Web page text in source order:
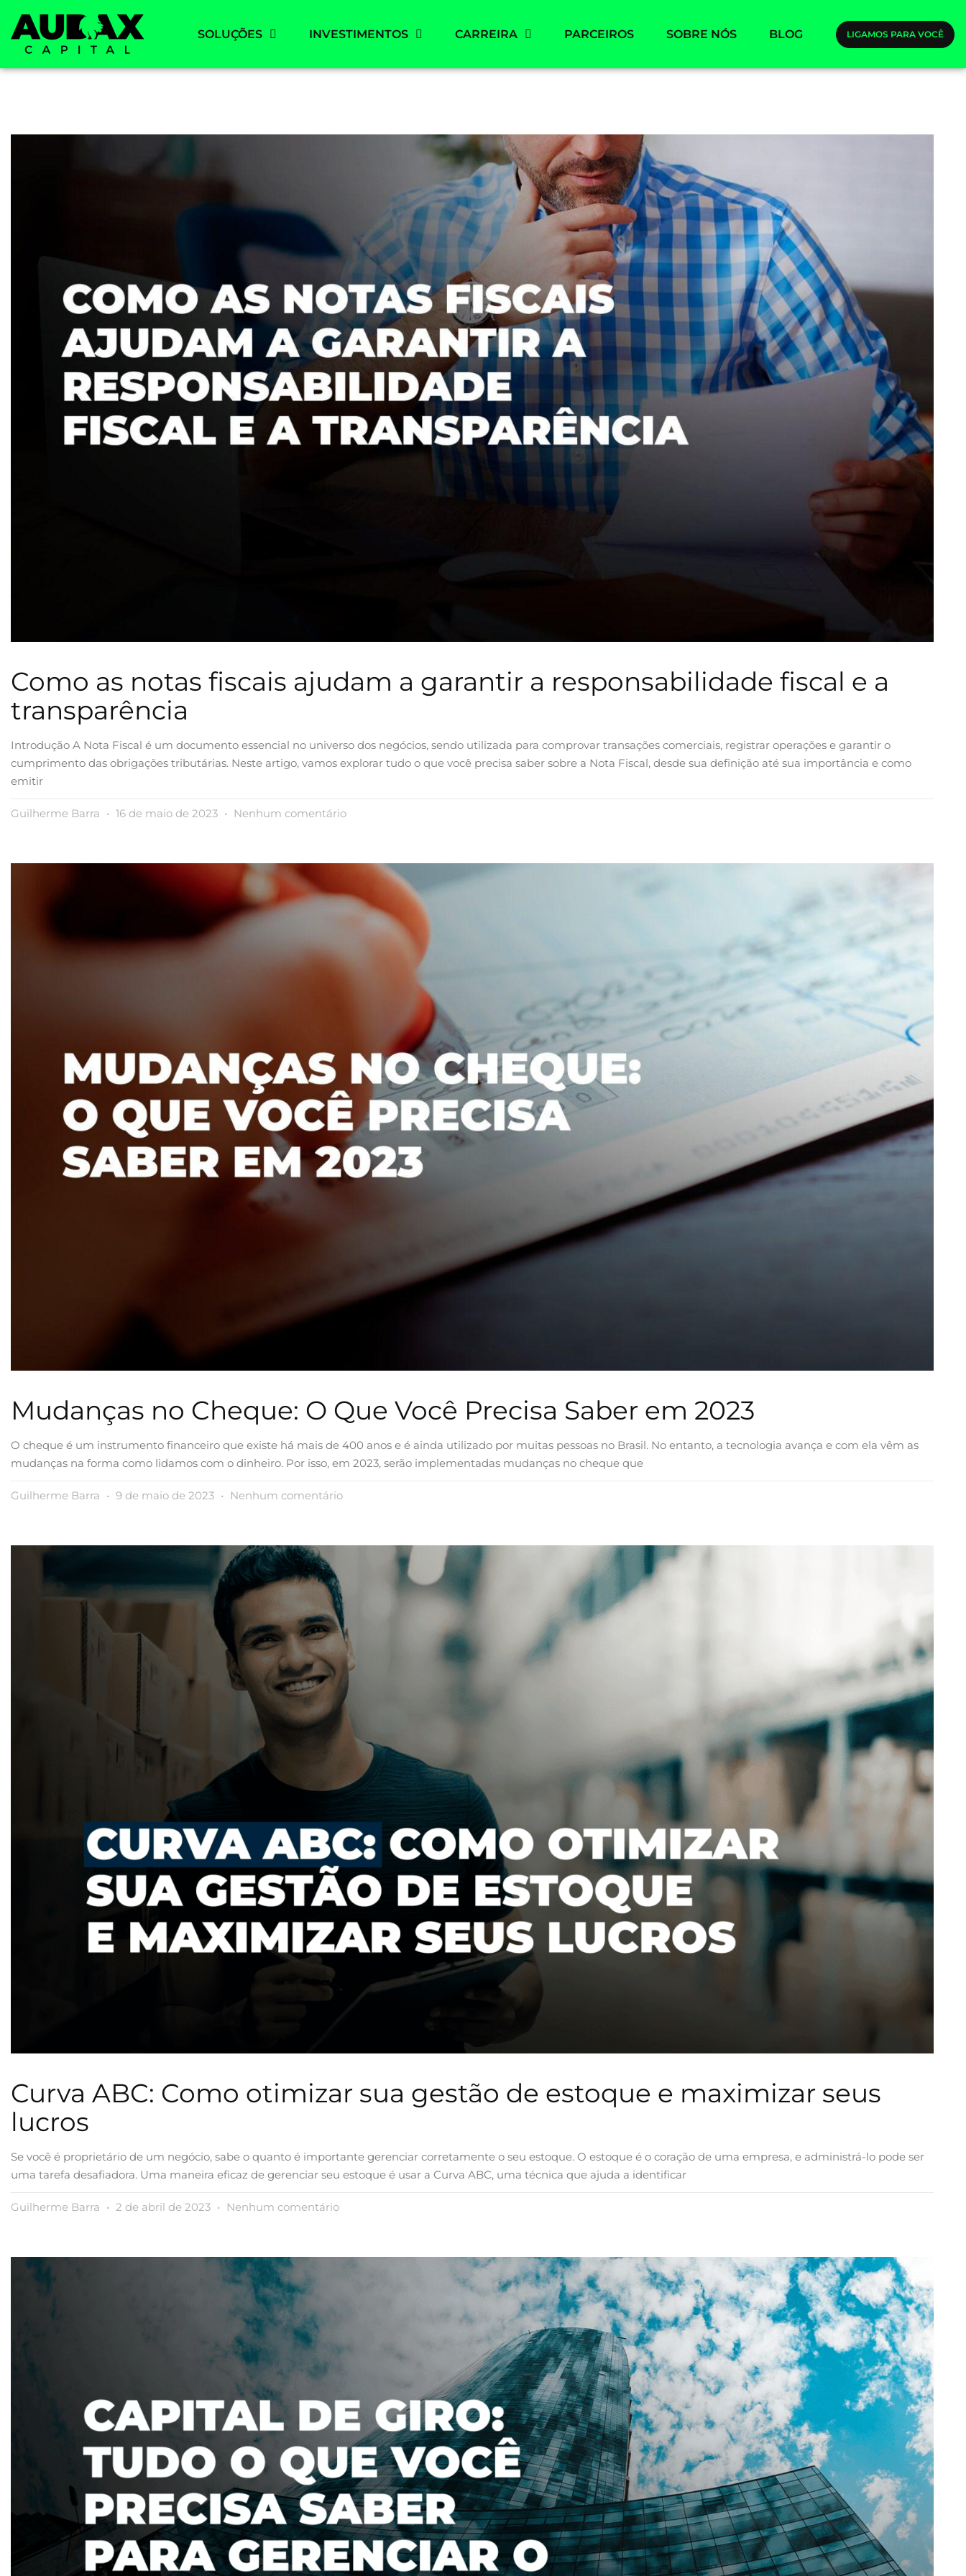
SOLUÇÕES INVESTIMENTOS CARREIRA PARCEIROS SOBRE NÓS BLOG LIGAMOS PARA VOCÊ
Como as notas fiscais ajudam a garantir a responsabilidade fiscal e a
transparência
Introdução A Nota Fiscal é um documento essencial no universo dos negócios, sendo utilizada para comprovar transações comerciais, registrar operações e garantir o
cumprimento das obrigações tributárias. Neste artigo, vamos explorar tudo o que você precisa saber sobre a Nota Fiscal, desde sua definição até sua importância e como
emitir
Guilherme Barra 16 de maio de 2023 Nenhum comentário
Mudanças no Cheque: O Que Você Precisa Saber em 2023
O cheque é um instrumento financeiro que existe há mais de 400 anos e é ainda utilizado por muitas pessoas no Brasil. No entanto, a tecnologia avança e com ela vêm as
mudanças na forma como lidamos com o dinheiro. Por isso, em 2023, serão implementadas mudanças no cheque que
Guilherme Barra 9 de maio de 2023 Nenhum comentário
Curva ABC: Como otimizar sua gestão de estoque e maximizar seus
lucros
Se você é proprietário de um negócio, sabe o quanto é importante gerenciar corretamente o seu estoque. O estoque é o coração de uma empresa, e administrá-lo pode ser
uma tarefa desafiadora. Uma maneira eficaz de gerenciar seu estoque é usar a Curva ABC, uma técnica que ajuda a identificar
Guilherme Barra 2 de abril de 2023 Nenhum comentário